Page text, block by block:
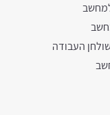
העבודה